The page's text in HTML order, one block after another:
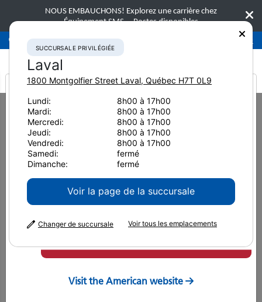
NOUS EMBAUCHONS! Explorez une carrière chez
Équipement SMS. Postes disponibles
Succursale privilégiéeLaval 450-781-9600
Home Équipement neuf
Abatteuses-façonneuses
Komatsu 901XC
Abatteuses-façonneuses
Komatsu 901XC
It looks like you are
from America
Visit the American website
SUCCURSALE PRIVILÉGIÉE
Laval
1800 Montgolfier Street Laval, Québec H7T 0L9
Lundi:
8h00 à 17h00
Mardi:
8h00 à 17h00
Mercredi:
8h00 à 17h00
Jeudi:
8h00 à 17h00
Vendredi:
8h00 à 17h00
Samedi:
fermé
Dimanche:
fermé
Voir la page de la succursale
Changer de succursale Voir tous les emplacements